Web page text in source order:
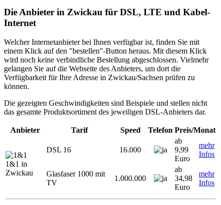
Die Anbieter in Zwickau für DSL, LTE und Kabel-
Internet
Welcher Internetanbieter bei Ihnen verfügbar ist, finden Sie mit
einem Klick auf den "bestellen"-Button heraus. Mit diesem Klick
wird noch keine verbindliche Bestellung abgeschlossen. Vielmehr
gelangen Sie auf die Webseite des Anbieters, um dort die
Verfügbarkeit für Ihre Adresse in Zwickau/Sachsen prüfen zu
können.
Die gezeigten Geschwindigkeiten sind Beispiele und stellen nicht
das gesamte Produktsortiment des jeweiligen DSL-Anbieters dar.
Anbieter Tarif Speed Telefon Preis/Monat
1&1 in
Zwickau
DSL 16 16.000
ab
9,99
Euro
mehr
Infos
Glasfaser 1000 mit
TV
1.000.000
ab
34,98
Euro
mehr
Infos